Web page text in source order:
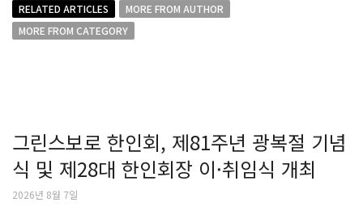
RELATED ARTICLES
MORE FROM AUTHOR
MORE FROM CATEGORY
그린스보로 한인회, 제81주년 광복절 기념
식 및 제28대 한인회장 이·취임식 개최
2026년 8월 7일